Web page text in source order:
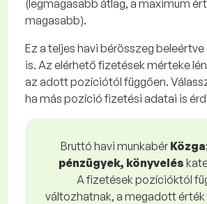
(legmagasabb átlag, a maximum
magasabb).
Ez a teljes havi bérösszeg
is. Az elérhető fizetések mérteke
az adott pozíciótól függően.
ha más pozíció fizetési adatai is
Bruttó havi munkabér
pénzügyek, könyvelés
A fizetések pozícióktól
változhatnak, a megadott